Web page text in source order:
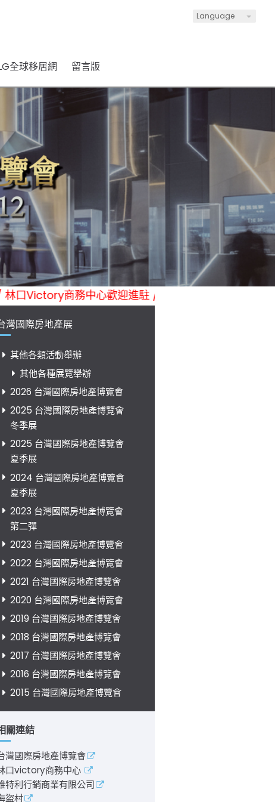
Language
全球移居網 留言版
灣國際房地產展
其他各類活動舉辦
其他各種展覽舉辦
2026 台灣國際房地產博覽會
2025 台灣國際房地產博覽會
冬季展
2025 台灣國際房地產博覽會
夏季展
2024 台灣國際房地產博覽會
夏季展
2023 台灣國際房地產博覽會
第二彈
2023 台灣國際房地產博覽會
2022 台灣國際房地產博覽會
2021 台灣國際房地產博覽會
2020 台灣國際房地產博覽會
2019 台灣國際房地產博覽會
2018 台灣國際房地產博覽會
2017 台灣國際房地產博覽會
2016 台灣國際房地產博覽會
2015 台灣國際房地產博覽會
關連結
灣國際房地產博覽會
口victory商務中心
特利行銷商業有限公司
盜村
商務中心歡迎進駐 / 南投海盜村彩繪遊樂園歡迎